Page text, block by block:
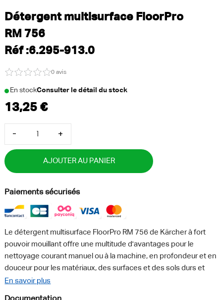
Détergent multisurface FloorPro
RM 756
Réf :6.295-913.0
0 avis
En stockConsulter le détail du stock
- +
AJOUTER AU PANIER
Paiements sécurisés
Le détergent multisurface FloorPro RM 756 de Kärcher à fort
pouvoir mouillant offre une multitude d'avantages pour le
nettoyage courant manuel ou à la machine, en profondeur et en
douceur pour les matériaux, des surfaces et des sols durs et
élastiques résistants à l'eau (ESD). Grâce à une combinaison
En savoir plus